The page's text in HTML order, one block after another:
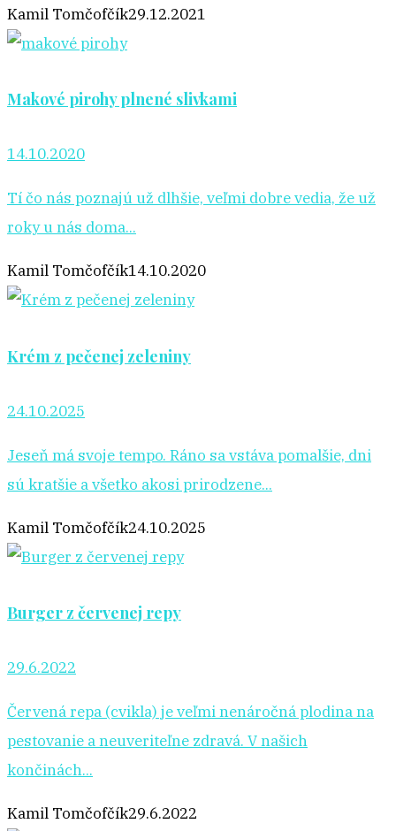
Kamil Tomčofčík29.12.2021
Makové pirohy plnené slivkami
14.10.2020
Tí čo nás poznajú už dlhšie, veľmi dobre vedia, že už
roky u nás doma...
Kamil Tomčofčík14.10.2020
Krém z pečenej zeleniny
24.10.2025
Jeseň má svoje tempo. Ráno sa vstáva pomalšie, dni
sú kratšie a všetko akosi prirodzene...
Kamil Tomčofčík24.10.2025
Burger z červenej repy
29.6.2022
Červená repa (cvikla) je veľmi nenáročná plodina na
pestovanie a neuveriteľne zdravá. V našich
končinách...
Kamil Tomčofčík29.6.2022